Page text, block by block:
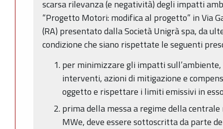
scarsa rilevanza (e negatività) degli impatti
“Progetto Motori: modifica al progetto” in Via
(RA) presentato dalla Società Unigrà spa, da
condizione che siano rispettate le seguenti
per minimizzare gli impatti
interventi, azioni di mitigazione e
oggetto e rispettare i limiti emissivi in
prima della messa a regime della
MWe, deve essere sottoscritta da parte